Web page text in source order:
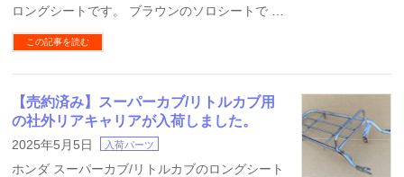
ロングシートです。 ブラウンのソロシートで …
この記事を読む
【売約済み】スーパーカブ/リトルカブ用
の社外リアキャリアが入荷しました。
2025年5月5日 入荷パーツ
ホンダ スーパーカブ/リトルカブのロングシート